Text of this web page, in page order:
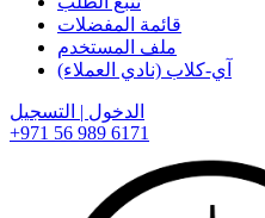
قائمة المفضلات
ملف المستخدم
آي-كلاب (نادي العملاء)
الدخول | التسجيل
+971 56 989 6171